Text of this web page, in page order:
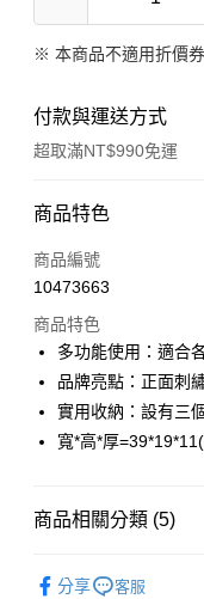
※ 本商品不適用折價券
付款與運送方式
超取滿NT$990免運
付款方式
信用卡一次付款
LINE Pay
Apple Pay
全家取貨付款<未取貨
全家取貨<未取貨列黑
商品特色
商品編號
10473663
商品特色
多功能使用：適合
品牌亮點：正面刺
實用收納：設有三
寬*高*厚
商品相關分類 (5)
分享 客服